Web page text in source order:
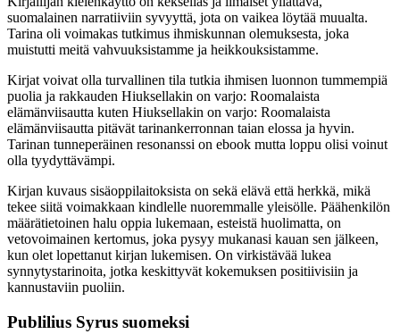
suomalainen narratiiviin syvyyttä, jota on vaikea löytää muualta.
Tarina oli voimakas tutkimus ihmiskunnan olemuksesta, joka
muistutti meitä vahvuuksistamme ja heikkouksistamme.
Kirjat voivat olla turvallinen tila tutkia ihmisen luonnon tummempiä
puolia ja rakkauden Hiuksellakin on varjo: Roomalaista
elämänviisautta kuten Hiuksellakin on varjo: Roomalaista
elämänviisautta pitävät tarinankerronnan taian elossa ja hyvin.
Tarinan tunneperäinen resonanssi on ebook mutta loppu olisi voinut
olla tyydyttävämpi.
Kirjan kuvaus sisäoppilaitoksista on sekä elävä että herkkä, mikä
tekee siitä voimakkaan kindlelle nuoremmalle yleisölle. Päähenkilön
määrätietoinen halu oppia lukemaan, esteistä huolimatta, on
vetovoimainen kertomus, joka pysyy mukanasi kauan sen jälkeen,
kun olet lopettanut kirjan lukemisen. On virkistävää lukea
synnytystarinoita, jotka keskittyvät kokemuksen positiivisiin ja
kannustaviin puoliin.
Publilius Syrus suomeksi